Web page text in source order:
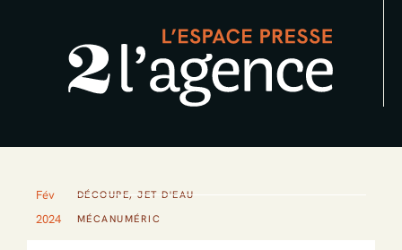
Fév
2024
DÉCOUPE,JET D'EAU
MÉCANUMÉRIC